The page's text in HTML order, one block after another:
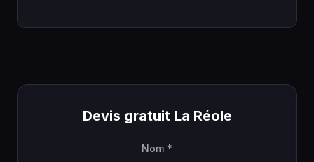
Devis gratuit La Réole
Nom *